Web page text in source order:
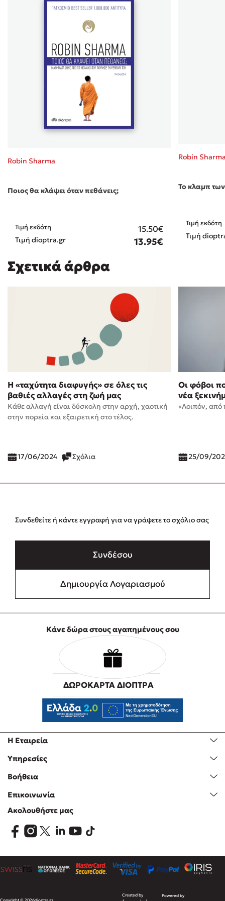
Robin Sharma
Ποιος θα κλάψει όταν πεθάνεις;
Τιμή εκδότη 15.50€
Τιμή dioptra.gr 13.95€
Robin
Το κλαμπ
Τιμή εκδότη
Τιμή
Σχετικά άρθρα
Η «ταχύτητα διαφυγής» σε όλες τις
βαθιές αλλαγές στη ζωή μας
Kάθε αλλαγή είναι δύσκολη στην αρχή, χαοτική
στην πορεία και εξαιρετική στο τέλος.
17/06/2024 Σχόλια
Οι φόβοι
νέα
«Λοιπόν, από
25/09/
Συνδεθείτε ή κάντε εγγραφή για να γράψετε το σχόλιο σας
Συνδέσου
Δημιουργία Λογαριασμού
Η Εταιρεία
Υπηρεσίες
Βοήθεια
Επικοινωνία
Κάνε δώρα στους αγαπημένους σου
ΔΩΡΟΚΑΡΤΑ ΔΙΟΠΤΡΑ
Ακολουθήστε μας
Copyright © 2026dioptra.gr
Created by Powered by